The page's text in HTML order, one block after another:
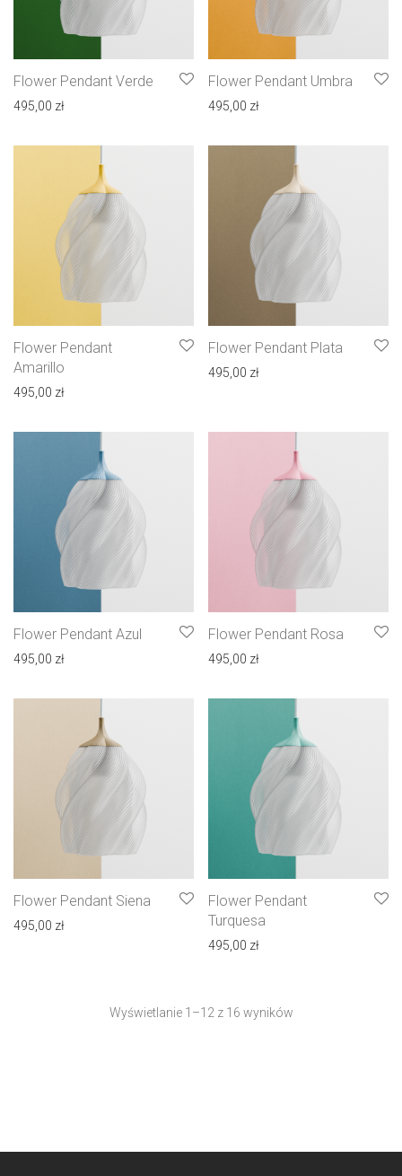
Flower Pendant Verde
495,00 zł
Flower Pendant Umbra
495,00 zł
Flower Pendant
Amarillo
495,00 zł
Flower Pendant Plata
495,00 zł
Flower Pendant Azul
495,00 zł
Flower Pendant Rosa
495,00 zł
Flower Pendant Siena
495,00 zł
Flower Pendant
Turquesa
495,00 zł
Wyświetlanie 1–12 z 16 wyników